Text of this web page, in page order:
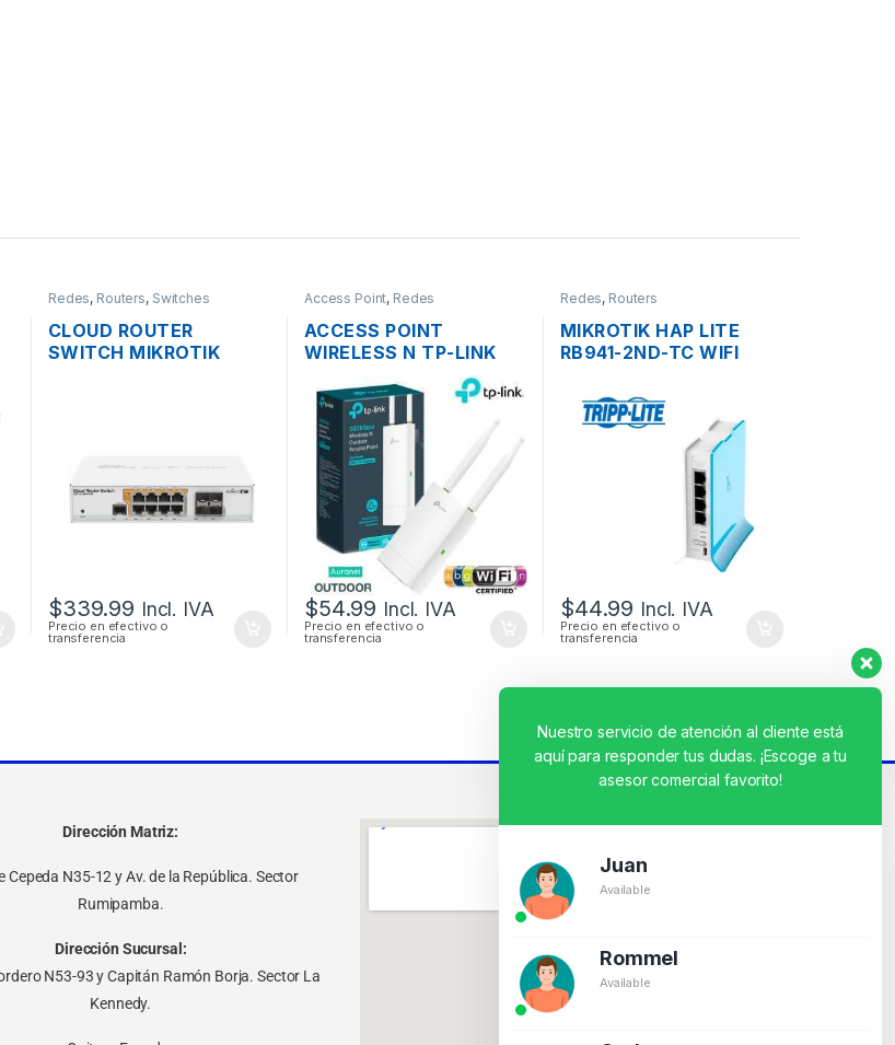
Redes, Routers, Switches
CLOUD ROUTER
SWITCH MIKROTIK
PUERTOS SFP,
RACKEABLE
$339.99 Incl. IVA
Precio en efectivo o
transferencia
Access Point, Redes
ACCESS POINT
WIRELESS N TP-LINK
EAP110 2.4GHZ DOS
ANTENAS 3DBI.
300MBPS POE
OUTDOOR
$54.99 Incl. IVA
Precio en efectivo o
transferencia
Redes, Routers
MIKROTIK HAP LITE
RB941-2ND-TC WIFI
PUERTOS 10/100
$44.99 Incl. IVA
Precio en efectivo o
transferencia
Dirección Matriz:
Cepeda N35-12 y Av. de la República. Sector
Rumipamba.
Dirección Sucursal:
N53-93 y Capitán Ramón Borja. Sector La
Kennedy.
Nuestro servicio de atención al cliente está
aquí para responder tus dudas. ¡Escoge a tu
asesor comercial favorito!
Juan
Available
Rommel
Available